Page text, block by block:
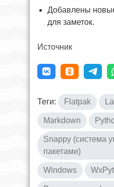
Добавлены
для заметок.
Источник
Теги: Flatpak
Markdown
Snappy (система
пакетами)
Windows